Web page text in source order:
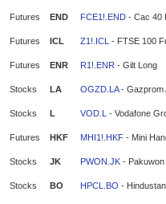
Futures END FCE1!.END - Cac 40
Futures ICL Z1!.ICL - FTSE 100
Futures ENR R1!.ENR - Gilt Long
Stocks LA OGZD.LA- Gazprom
Stocks L VOD.L - Vodafone
Futures HKF MHI1!.HKF - Mini
Stocks JK PWON.JK -
Stocks BO HPCL.BO -